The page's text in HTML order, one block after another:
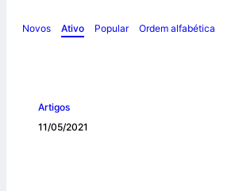
Novos Ativo Popular Ordem alfabética
Artigos
11/05/2021